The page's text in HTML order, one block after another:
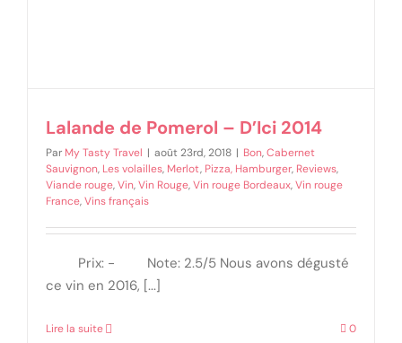
Lalande de Pomerol – D’Ici 2014
Par My Tasty Travel | août 23rd, 2018 | Bon,Cabernet
Sauvignon, Les volailles, Merlot, Pizza, Hamburger, Reviews,
Viande rouge,Vin,Vin Rouge,Vin rouge Bordeaux,Vin rouge
France,Vins français
Prix: - Note: 2.5/5 Nous avons dégusté
ce vin en 2016, [...]
Lire la suite 0